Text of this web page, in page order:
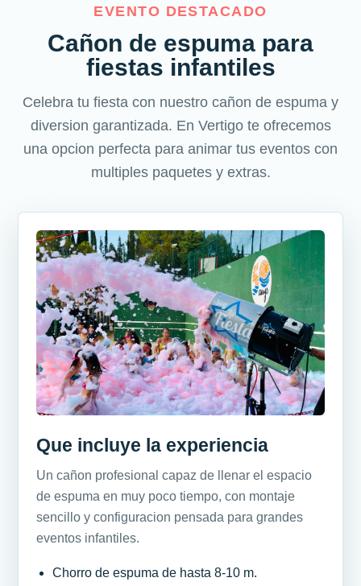
EVENTO DESTACADO
Cañon de espuma para
fiestas infantiles
Celebra tu fiesta con nuestro cañon de espuma y
diversion garantizada. En Vertigo te ofrecemos
una opcion perfecta para animar tus eventos con
multiples paquetes y extras.
Que incluye la experiencia
Un cañon profesional capaz de llenar el espacio
de espuma en muy poco tiempo, con montaje
sencillo y configuracion pensada para grandes
eventos infantiles.
Chorro de espuma de hasta 8-10 m.